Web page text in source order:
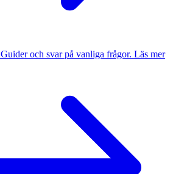
Guider och svar på vanliga frågor. Läs mer